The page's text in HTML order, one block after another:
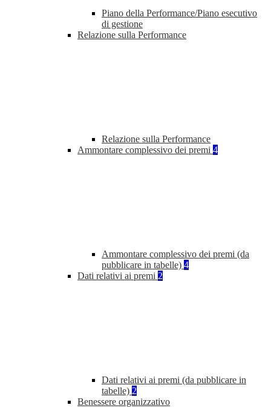
Piano della Performance/Piano esecutivo
di gestione
Relazione sulla Performance
Relazione sulla Performance
Ammontare complessivo dei premi 4
Ammontare complessivo dei premi (da
pubblicare in tabelle) 4
Dati relativi ai premi 2
Dati relativi ai premi (da pubblicare in
tabelle) 2
Benessere organizzativo